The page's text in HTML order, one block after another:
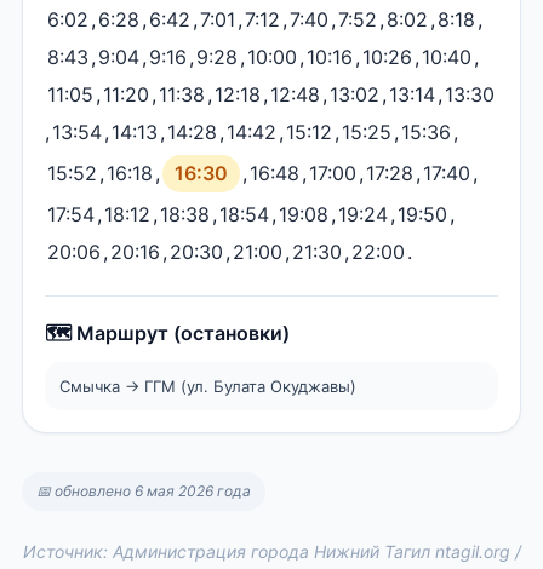
6:02 ,6:28 ,6:42 ,7:01 ,7:12 ,7:40 ,7:52 ,8:02 ,8:18 ,
8:43 ,9:04,9:16 ,9:28 ,10:00 ,10:16 ,10:26 ,10:40 ,
11:05 ,11:20 ,11:38 ,12:18 ,12:48 ,13:02 ,13:14,13:30
,13:54,14:13 ,14:28 ,14:42 ,15:12 ,15:25 ,15:36 ,
15:52 ,16:18 , 16:30 ,16:48 ,17:00 ,17:28 ,17:40 ,
17:54,18:12 ,18:38 ,18:54,19:08 ,19:24,19:50 ,
20:06 ,20:16 ,20:30 ,21:00 ,21:30 ,22:00 .
🗺️ Маршрут (остановки)
Смычка → ГГМ (ул. Булата Окуджавы)
📅 обновлено 6 мая 2026 года
Источник: Администрация города Нижний Тагил ntagil.org /